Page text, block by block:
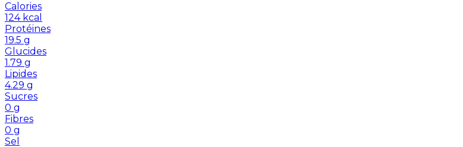
Calories
124 kcal
Protéines
19.5 g
Glucides
1.79 g
Lipides
4.29 g
Sucres
0 g
Fibres
0 g
Sel